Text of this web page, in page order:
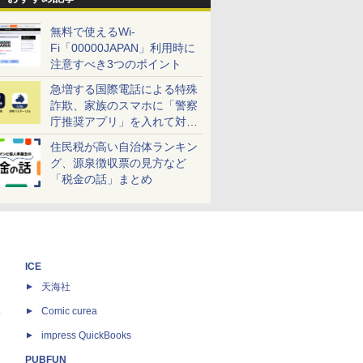
無料で使えるWi-
Fi「00000JAPAN」利用時に
注意すべき3つのポイント
急増する国際電話による特殊
詐欺、家族のスマホに「警察
庁推奨アプリ」を入れて対策
しよう！
住民税が高い自治体ランキン
グ、源泉徴収票の見方など
「税金の話」まとめ
ICE
天海社
Comic curea
impress QuickBooks
PUBFUN